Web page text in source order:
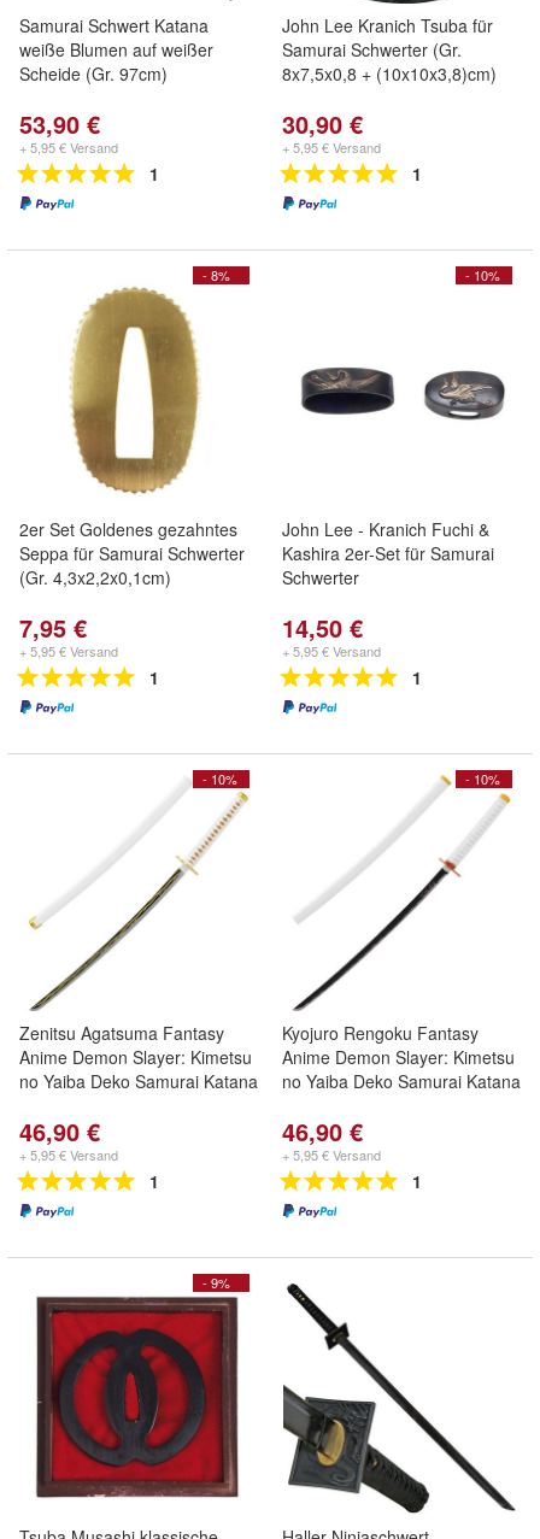
Samurai Schwert Katana
weiße Blumen auf weißer
Scheide (Gr. 97cm)
53,90 €
+ 5,95 € Versand
1
John Lee Kranich Tsuba für
Samurai Schwerter (Gr.
8x7,5x0,8 + (10x10x3,8)cm)
30,90 €
+ 5,95 € Versand
1
- 8%
2er Set Goldenes gezahntes
Seppa für Samurai Schwerter
(Gr. 4,3x2,2x0,1cm)
7,95 €
+ 5,95 € Versand
1
- 10%
John Lee - Kranich Fuchi &
Kashira 2er-Set für Samurai
Schwerter
14,50 €
+ 5,95 € Versand
1
- 10%
Zenitsu Agatsuma Fantasy
Anime Demon Slayer: Kimetsu
no Yaiba Deko Samurai Katana
46,90 €
+ 5,95 € Versand
1
- 10%
Kyojuro Rengoku Fantasy
Anime Demon Slayer: Kimetsu
no Yaiba Deko Samurai Katana
46,90 €
+ 5,95 € Versand
1
- 9%